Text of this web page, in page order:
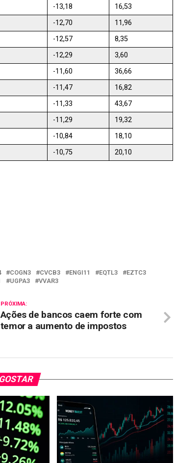
-13,18
16,53
-12,70
11,96
-12,57
8,35
-12,29
3,60
-11,60
36,66
-11,47
16,82
-11,33
43,67
-11,29
19,32
-10,84
18,10
-10,75 20,10
COGN3 CVCB3 ENGI11 EQTL3
EZTC3
UGPA3 VVAR3
PRÓXIMA:
Ações de bancos caem forte com
temor a aumento de impostos